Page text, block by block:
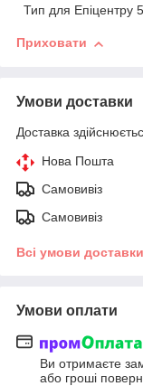
Тип для Епіцентру
Приховати
Умови доставки
Доставка
Нова Пошта
Самовивіз
Самовивіз
Всі умови доставки
Умови оплати
Ви отримаєте
або гроші